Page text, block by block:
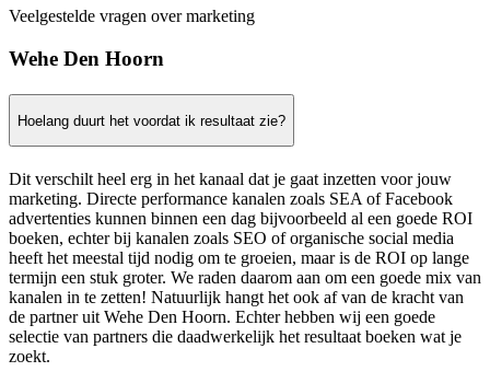
Veelgestelde vragen over marketing
Wehe Den Hoorn
Hoelang duurt het voordat ik resultaat zie?
Dit verschilt heel erg in het kanaal dat je gaat inzetten voor jouw
marketing. Directe performance kanalen zoals SEA of Facebook
advertenties kunnen binnen een dag bijvoorbeeld al een goede ROI
boeken, echter bij kanalen zoals SEO of organische social media
heeft het meestal tijd nodig om te groeien, maar is de ROI op lange
termijn een stuk groter. We raden daarom aan om een goede mix van
kanalen in te zetten! Natuurlijk hangt het ook af van de kracht van
de partner uit Wehe Den Hoorn. Echter hebben wij een goede
selectie van partners die daadwerkelijk het resultaat boeken wat je
zoekt.